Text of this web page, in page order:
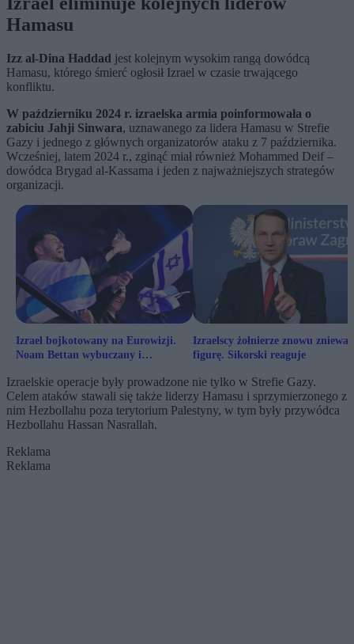
Hamasu
Izz al-Dina Haddad jest kolejnym wysokim rangą dowódcą
Hamasu, którego śmierć ogłosił Izrael w czasie trwającego
konfliktu.
W październiku 2024 r. izraelska armia poinformowała o
zabiciu Jahji Sinwara, uznawanego za lidera Hamasu w Strefie
Gazy i jednego z głównych organizatorów ataku z 7 października.
Wcześniej, latem 2024 r., zginąć miał również Mohammed Deif –
dowódca Brygad al-Kassama i jeden z najważniejszych strategów
organizacji.
Izrael bojkotowany na Eurowizji.
Noam Bettan wybuczany i
Izraelscy żołnierze znowu
figurę. Sikorski reaguje
Izraelskie operacje były prowadzone nie tylko w Strefie Gazy.
Celem ataków stawali się także liderzy Hamasu i sprzymierzonego z
nim Hezbollahu poza terytorium Palestyny, w tym były przywódca
Hezbollahu Hassan Nasrallah.
Reklama
Reklama